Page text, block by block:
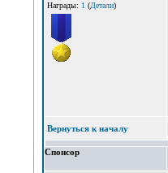
Награды: 1(Детали)
Вернуться к началу
Спонсор